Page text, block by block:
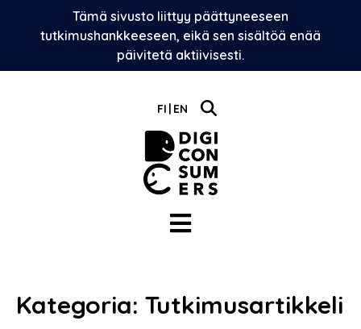
Tämä sivusto liittyy päättyneeseen
tutkimushankkeeseen, eikä sen sisältöä enää
päivitetä aktiivisesti.
FI EN
Kategoria: Tutkimusartikkeli